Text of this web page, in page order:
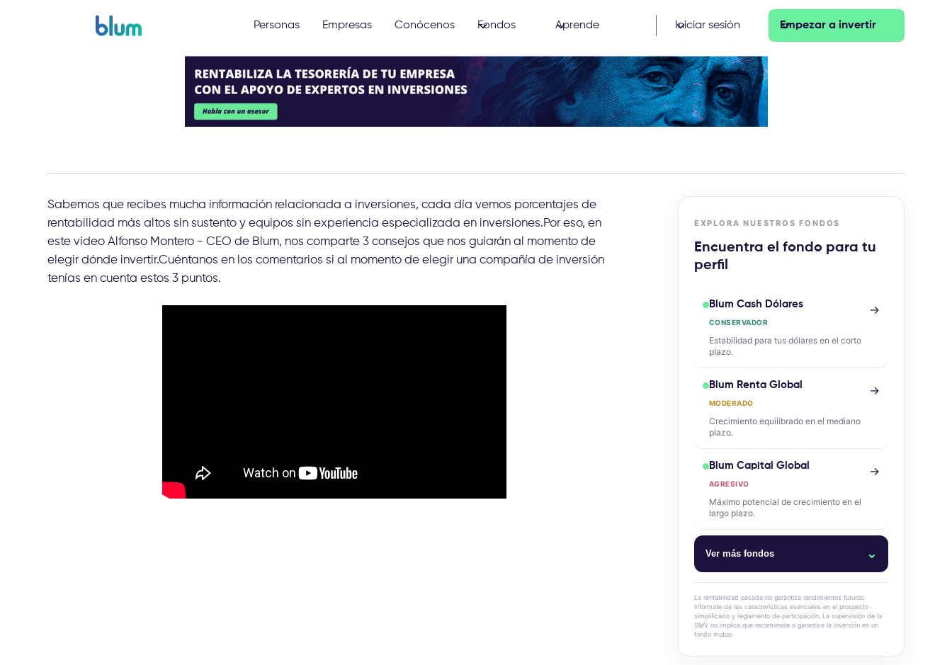
Personas Empresas Conócenos Fondos Aprende Iniciar sesión Empezar a invertir
Sabemos que recibes mucha información relacionada a inversiones, cada día vemos porcentajes de
rentabilidad más altos sin sustento y equipos sin experiencia especializada en inversiones.Por eso, en
este video Alfonso Montero - CEO de Blum, nos comparte 3 consejos que nos guiarán al momento de
elegir dónde invertir.Cuéntanos en los comentarios si al momento de elegir una compañía de inversión
tenías en cuenta estos 3 puntos.
EXPLORA NUESTROS FONDOS
Encuentra el fondo para tu
perfil
Blum Cash Dólares
CONSERVADOR
Estabilidad para tus dólares en el corto
plazo.
→
Blum Renta Global
MODERADO
Crecimiento equilibrado en el mediano
plazo.
→
Blum Capital Global
AGRESIVO
Máximo potencial de crecimiento en el
largo plazo.
→
Ver más fondos ⌄
Blum Cash Dólares
Blum Cash Soles
La rentabilidad pasada no garantiza rendimientos futuros.
Infórmate de las características esenciales en el prospecto
simplificado y reglamento de participación. La supervisión de la
SMV no implica que recomiende o garantice la inversión en un
fondo mutuo.